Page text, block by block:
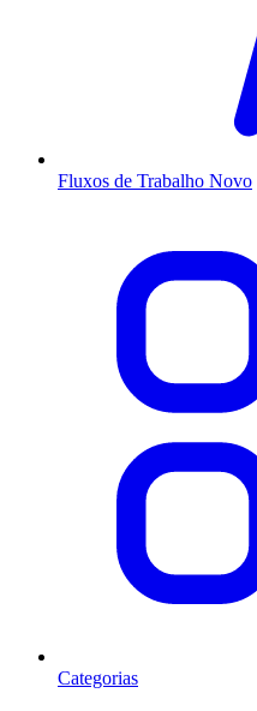
Fluxos de Trabalho Novo
Categorias